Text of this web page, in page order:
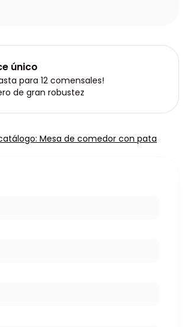
único
para 12 comensales!
de gran robustez
Mesa de comedor con pata